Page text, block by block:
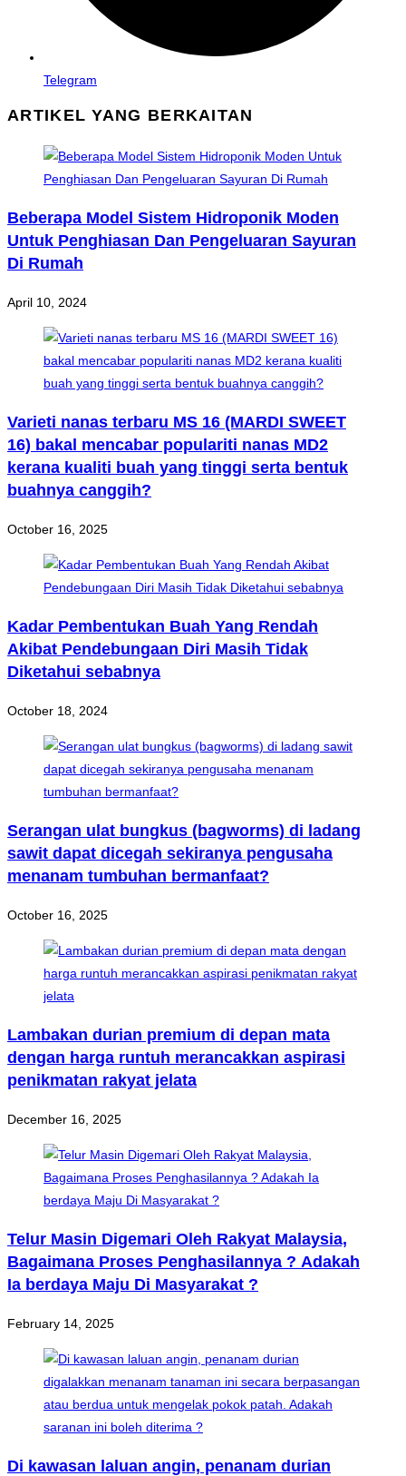
Telegram
ARTIKEL YANG BERKAITAN
Beberapa Model Sistem Hidroponik Moden
Untuk Penghiasan Dan Pengeluaran Sayuran
Di Rumah
April 10, 2024
Varieti nanas terbaru MS 16 (MARDI SWEET
16) bakal mencabar populariti nanas MD2
kerana kualiti buah yang tinggi serta bentuk
buahnya canggih?
October 16, 2025
Kadar Pembentukan Buah Yang Rendah
Akibat Pendebungaan Diri Masih Tidak
Diketahui sebabnya
October 18, 2024
Serangan ulat bungkus (bagworms) di ladang
sawit dapat dicegah sekiranya pengusaha
menanam tumbuhan bermanfaat?
October 16, 2025
Lambakan durian premium di depan mata
dengan harga runtuh merancakkan aspirasi
penikmatan rakyat jelata
December 16, 2025
Telur Masin Digemari Oleh Rakyat Malaysia,
Bagaimana Proses Penghasilannya ? Adakah
Ia berdaya Maju Di Masyarakat ?
February 14, 2025
Di kawasan laluan angin, penanam durian